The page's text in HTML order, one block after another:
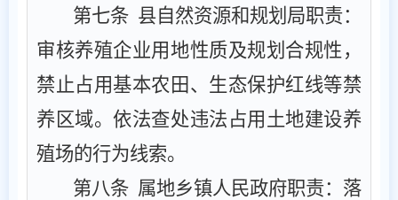
第七条 县‌自然资源和规划局职责‌：
审核养殖企业用地性质及规划合规性，
禁止占用基本农田、生态保护红线等禁
养区域。依法查处违法占用土地建设养
殖场的行为线索。
第八条 ‌ ‌属地乡镇人民政府职责‌：落